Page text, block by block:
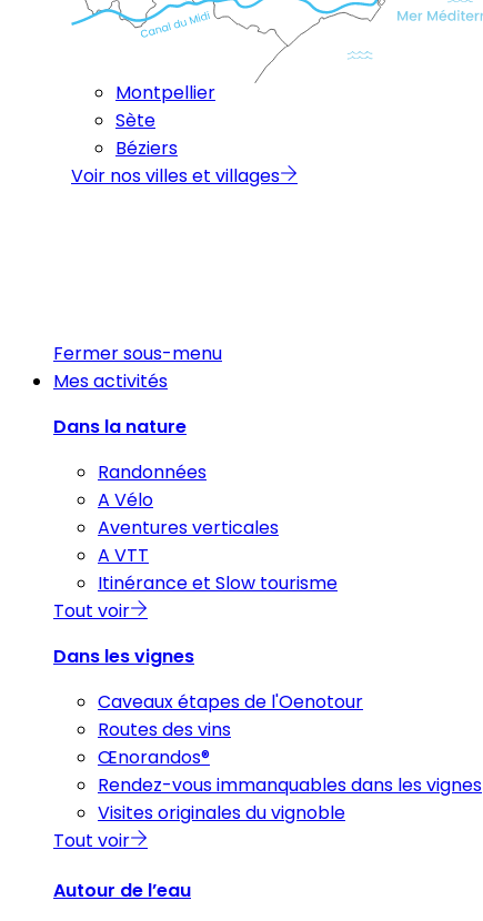
Montpellier
Sète
Béziers
Voir nos villes et villages
Fermer sous-menu
Mes activités
Dans la nature
Randonnées
A Vélo
Aventures verticales
A VTT
Itinérance et Slow tourisme
Tout voir
Dans les vignes
Caveaux étapes de l'Oenotour
Routes des vins
Œnorandos®
Rendez-vous immanquables dans les vignes
Visites originales du vignoble
Tout voir
Autour de l’eau